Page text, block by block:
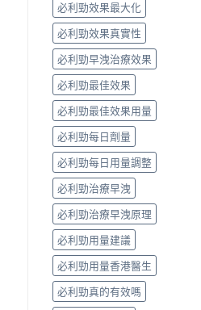
必利勁效果最大化
必利勁效果真實性
必利勁早洩治療效果
必利勁最佳效果
必利勁最佳效果用量
必利勁每日劑量
必利勁每日用量調整
必利勁治療早洩
必利勁治療早洩原理
必利勁用量建議
必利勁用量香港醫生
必利勁真的有效嗎